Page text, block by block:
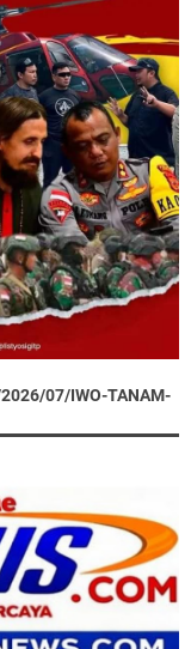
2026/07/IWO-TANAM-